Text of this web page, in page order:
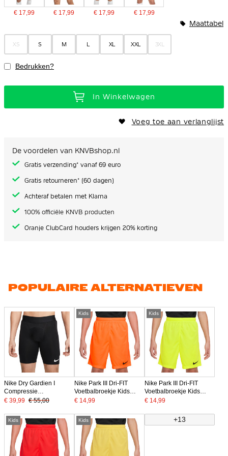
€ 17,99 € 17,99 € 17,99 € 17,99
XS S M L XL XXL 3XL
Maattabel
Bedrukken?
In Winkelwagen
Voeg toe aan verlanglijst
De voordelen van KNVBshop.nl
Gratis verzending* vanaf 69 euro
Gratis retourneren* (60 dagen)
Achteraf betalen met Klarna
100% officiële KNVB producten
Oranje ClubCard houders krijgen 20% korting
POPULAIRE ALTERNATIEVEN
Nike Dry Gardien I
Compressie
Keepersbroekje Zwart
€ 39,99 € 55,00
Kids
Nike Park III Dri-FIT
Voetbalbroekje Kids
Oranje
€ 14,99
Kids
Nike Park III Dri-FIT
Voetbalbroekje Kids
Neongeel
€ 14,99
Kids Kids +13